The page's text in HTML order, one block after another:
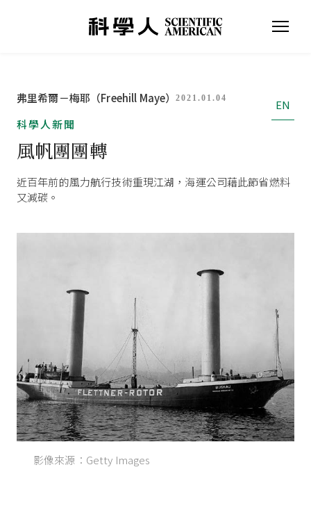
弗里希爾－梅耶（Freehill Maye）2021.01.04
EN
科學人新聞
風帆團團轉
近百年前的風力航行技術重現江湖，海運公司藉此節省燃料
又減碳。
影像來源：Getty Images